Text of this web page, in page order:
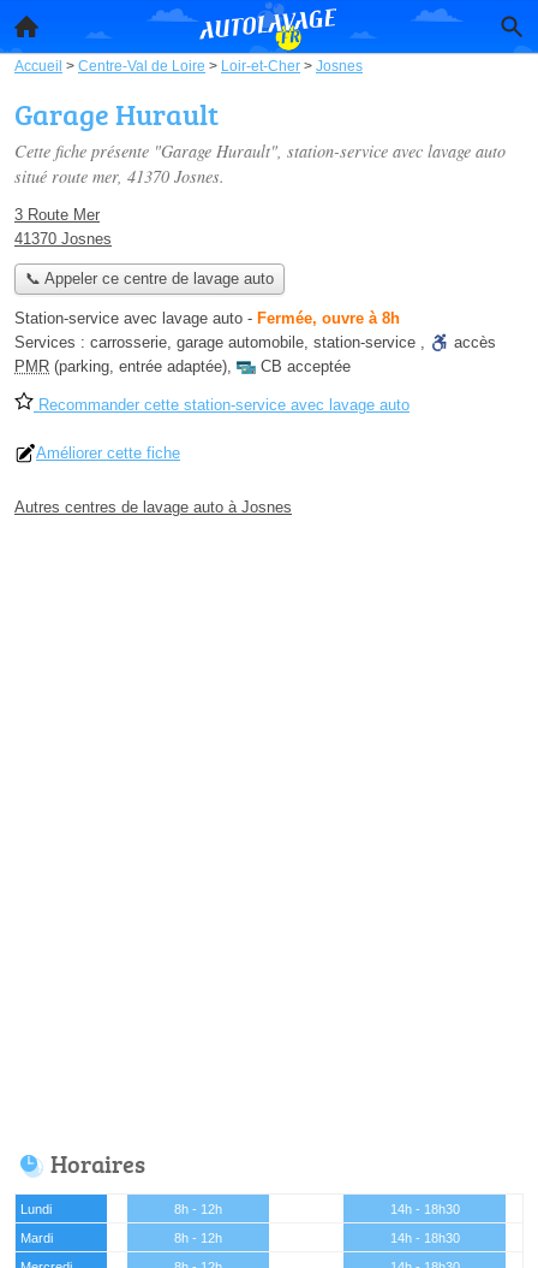
Accueil > Centre-Val de Loire > Loir-et-Cher > Josnes
Garage Hurault
Cette fiche présente "Garage Hurault", station-service avec lavage auto
situé route mer, 41370 Josnes.
3 Route Mer
41370 Josnes
📞 Appeler ce centre de lavage auto
Station-service avec lavage auto - Fermée, ouvre à 8h
Services : carrosserie, garage automobile, station-service ,
accès
PMR (parking, entrée adaptée), CB acceptée
Recommander cette station-service avec lavage auto
Améliorer cette fiche
Autres centres de lavage auto à Josnes
Horaires
Lundi 8h - 12h
14h - 18h30
Mardi
8h - 12h
14h - 18h30